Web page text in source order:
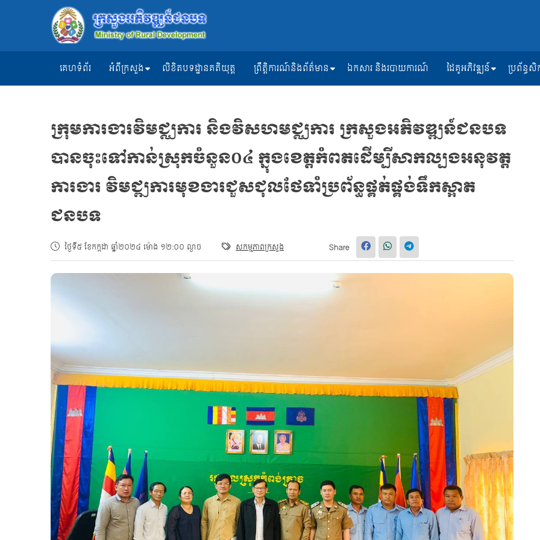
គេហទំព័រ អំពីក្រសួង លិខិតបទដ្ឋានគតិយុត្ត ព្រឹត្តិការណ៍និងព័ត៌មាន ឯកសារ និងរបាយការណ៍ ដៃគូអភិវឌ្ឍន៍ ប្រព័ន្ធ
ក្រុមការងារវិមជ្ឈការ និងវិសហមជ្ឈការ ក្រសួងអភិវឌ្ឍន៍ជនបទ
បានចុះទៅកាន់ស្រុកចំនួន០៤ ក្នុងខេត្តកំពតដើម្បីសាកល្បងអនុវត្ត
ការងារ វិមជ្ឍការមុខងារជួសជុលថែទាំប្រព័ន្ធផ្គត់ផ្គង់ទឹកស្អាត
ជនបទ
ថ្ងៃទី៥ ខែកក្កដា ឆ្នាំ២០២៤ ម៉ោង ១២:០០ ល្ងាច សកម្មភាពក្រសួង Share